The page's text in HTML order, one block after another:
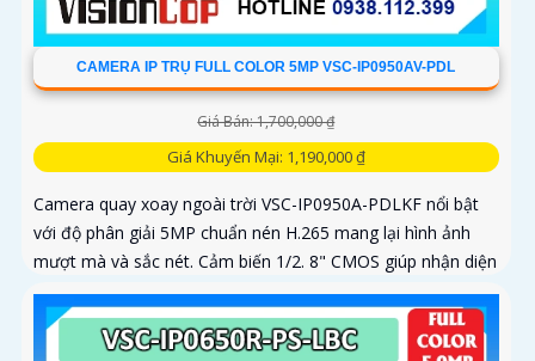
CAMERA IP TRỤ FULL COLOR 5MP VSC-IP0950AV-PDL
Giá Bán: 1,700,000 ₫
Giá Khuyến Mại: 1,190,000 ₫
Camera quay xoay ngoài trời VSC-IP0950A-PDLKF nổi bật
với độ phân giải 5MP chuẩn nén H.265 mang lại hình ảnh
mượt mà và sắc nét. Cảm biến 1/2. 8" CMOS giúp nhận diện
ánh sáng...